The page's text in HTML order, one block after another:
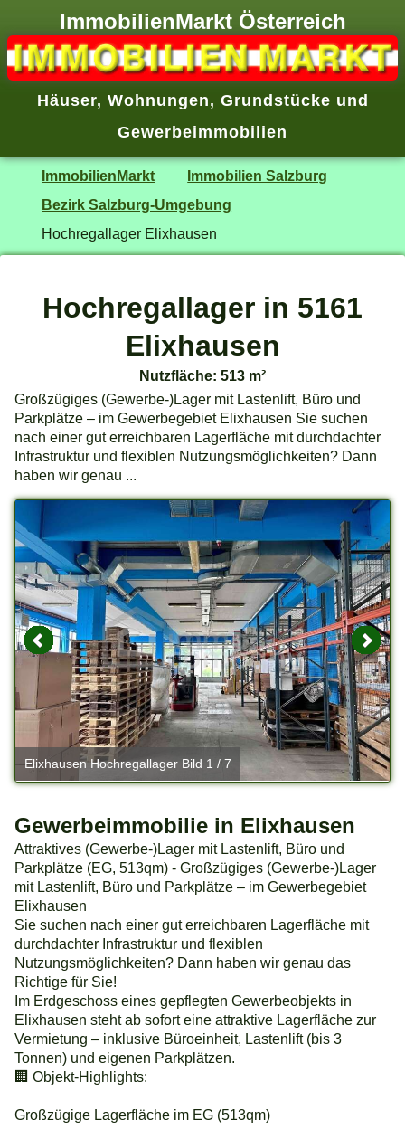
ImmobilienMarkt Österreich
Häuser, Wohnungen, Grundstücke und
Gewerbeimmobilien
ImmobilienMarkt
Immobilien Salzburg
Bezirk Salzburg-Umgebung
Hochregallager Elixhausen
Hochregallager in 5161
Elixhausen
Nutzfläche: 513 m²
Großzügiges (Gewerbe-)Lager mit Lastenlift, Büro und
Parkplätze – im Gewerbegebiet Elixhausen Sie suchen
nach einer gut erreichbaren Lagerfläche mit durchdachter
Infrastruktur und flexiblen Nutzungsmöglichkeiten? Dann
haben wir genau ...
Elixhausen Hochregallager Bild 1 / 7
Gewerbeimmobilie in Elixhausen
Attraktives (Gewerbe-)Lager mit Lastenlift, Büro und
Parkplätze (EG, 513qm) - Großzügiges (Gewerbe-)Lager
mit Lastenlift, Büro und Parkplätze – im Gewerbegebiet
Elixhausen
Sie suchen nach einer gut erreichbaren Lagerfläche mit
durchdachter Infrastruktur und flexiblen
Nutzungsmöglichkeiten? Dann haben wir genau das
Richtige für Sie!
Im Erdgeschoss eines gepflegten Gewerbeobjekts in
Elixhausen steht ab sofort eine attraktive Lagerfläche zur
Vermietung – inklusive Büroeinheit, Lastenlift (bis 3
Tonnen) und eigenen Parkplätzen.
🏢 Objekt-Highlights:
Großzügige Lagerfläche im EG (513qm)